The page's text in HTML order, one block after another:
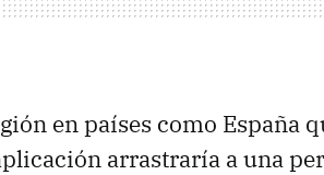
en países como España
arrastraría a una